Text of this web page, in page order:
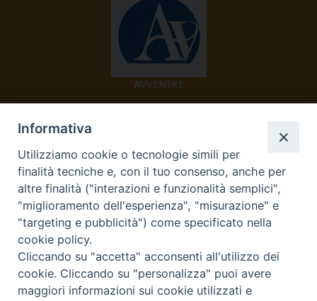
AVVENIRE
TV 2000
Diocesi di Ivrea
Informativa
Utilizziamo cookie o tecnologie simili per
finalità tecniche e, con il tuo consenso, anche per
altre finalità ("interazioni e funzionalità semplici",
"miglioramento dell'esperienza", "misurazione" e
"targeting e pubblicità") come specificato nella
cookie policy.
Cliccando su "accetta" acconsenti all'utilizzo dei
cookie. Cliccando su "personalizza" puoi avere
maggiori informazioni sui cookie utilizzati e